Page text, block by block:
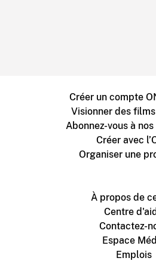
Créer un compte
Visionner des
Abonnez-vous à
Créer avec
Organiser une
À propos de
Centre
Contactez-
Espace
Emplois